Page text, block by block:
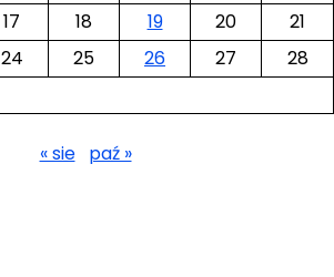
17 18 19 20
21
24 25 26 27
28
« sie paź »